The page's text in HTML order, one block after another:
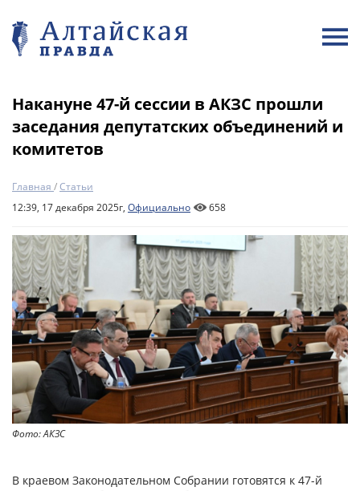
Накануне 47-й сессии в АКЗС прошли
заседания депутатских объединений и
комитетов
Главная /Статьи
12:39, 17 декабря 2025г, Официально 658
Фото: АКЗС
В краевом Законодательном Собрании готовятся к 47-й